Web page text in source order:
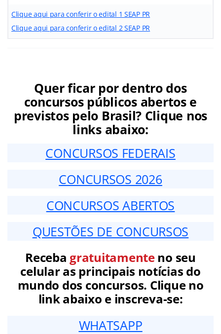
Clique aqui para conferir o edital 1 SEAP PR
Clique aqui para conferir o edital 2 SEAP PR
Quer ficar por dentro dos
concursos públicos abertos e
previstos pelo Brasil? Clique nos
links abaixo:
CONCURSOS FEDERAIS
CONCURSOS 2026
CONCURSOS ABERTOS
QUESTÕES DE CONCURSOS
Receba gratuitamenteno seu
celular as principais notícias do
mundo dos concursos. Clique no
link abaixo e inscreva-se:
WHATSAPP